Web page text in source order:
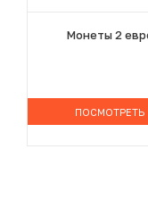
Монеты 2
ПОСМОТРЕТЬ